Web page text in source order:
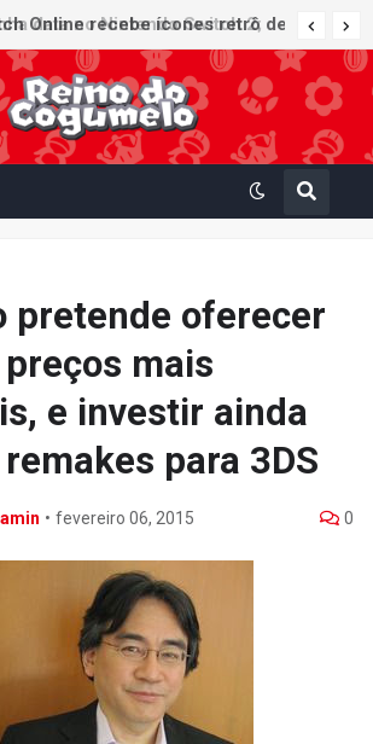
Online recebe ícones retrô de
e Mario Kart: Super Circuit
pretende oferecer
mais
e investir ainda
para 3DS
• fevereiro 06, 2015 0